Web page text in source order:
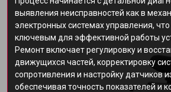
выявления неисправностей как в
электронных системах управления, что
ключевым для эффективной работы
Ремонт включает регулировку и
движущихся частей, корректировку
сопротивления и настройку датчиков
обеспечивая точность показателей и